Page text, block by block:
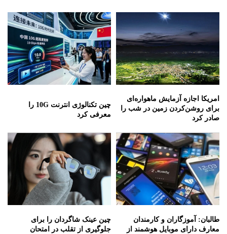
امریکا اجازه آزمایش ماهواره‌ای
برای روشن‌کردن زمین در شب را
صادر کرد
چین تکنالوژی انترنت 10G را
معرفی کرد
طالبان: آموزگاران و کارمندان
معارف دارای موبایل هوشمند از
چین عینک شاگردان را برای
جلوگیری از تقلب در امتحان